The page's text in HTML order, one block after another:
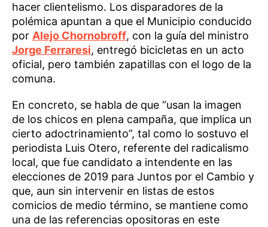
hacer clientelismo. Los disparadores de la
polémica apuntan a que el Municipio conducido
por Alejo Chornobroff, con la guía del ministro
Jorge Ferraresi, entregó bicicletas en un acto
oficial, pero también zapatillas con el logo de la
comuna.
En concreto, se habla de que “usan la imagen
de los chicos en plena campaña, que implica un
cierto adoctrinamiento”, tal como lo sostuvo el
periodista Luis Otero, referente del radicalismo
local, que fue candidato a intendente en las
elecciones de 2019 para Juntos por el Cambio y
que, aun sin intervenir en listas de estos
comicios de medio término, se mantiene como
una de las referencias opositoras en este